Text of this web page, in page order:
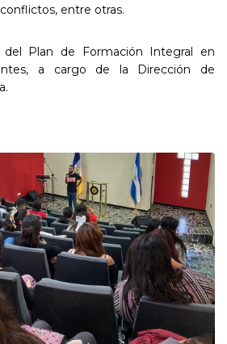
entre otras.
Plan de Formación Integral en
a cargo de la Dirección de